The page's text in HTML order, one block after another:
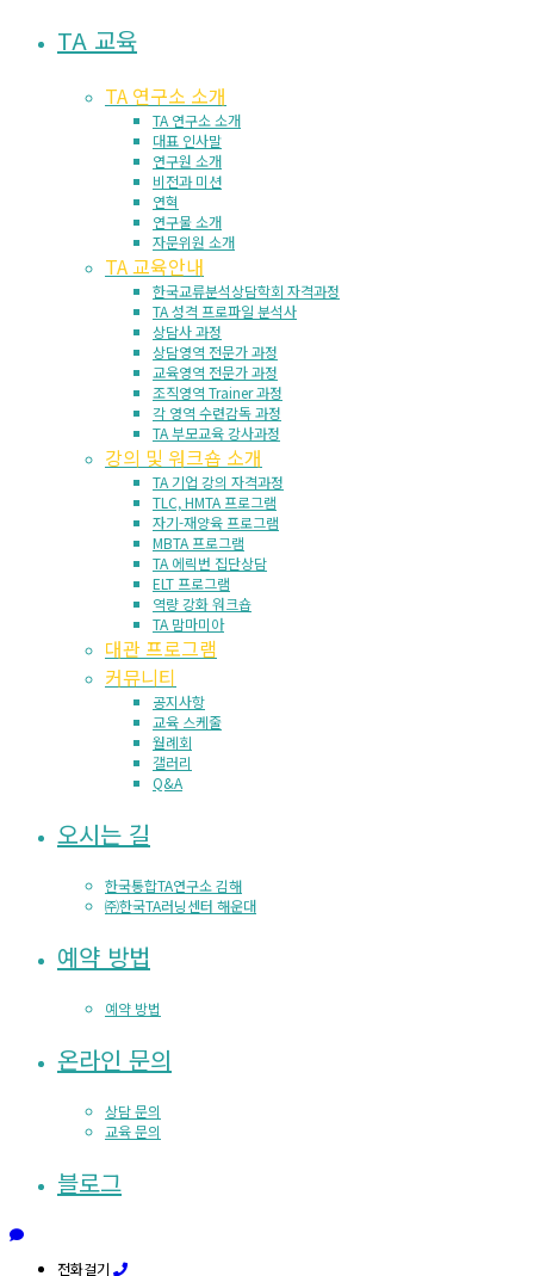
TA 교육
TA 연구소 소개
TA 연구소 소개
대표 인사말
연구원 소개
비전과 미션
연혁
연구물 소개
자문위원 소개
TA 교육안내
한국교류분석상담학회 자격과정
TA 성격 프로파일 분석사
상담사 과정
상담영역 전문가 과정
교육영역 전문가 과정
조직영역 Trainer 과정
각 영역 수련감독 과정
TA 부모교육 강사과정
강의 및 워크숍 소개
TA 기업 강의 자격과정
TLC, HMTA 프로그램
자기-재양육 프로그램
MBTA 프로그램
TA 에릭번 집단상담
ELT 프로그램
역량 강화 워크숍
TA 맘마미아
대관 프로그램
커뮤니티
공지사항
교육 스케줄
월례회
갤러리
Q&A
오시는 길
한국통합TA연구소 김해
㈜한국TA러닝센터 해운대
예약 방법
예약 방법
온라인 문의
상담 문의
교육 문의
블로그
전화걸기